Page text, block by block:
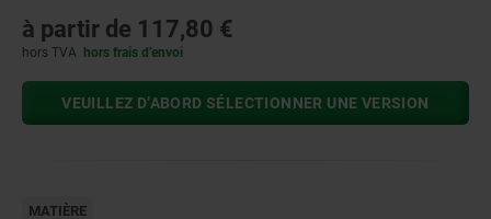
à partir de 117,80 €
hors TVA hors frais d’envoi
VEUILLEZ D’ABORD SÉLECTIONNER UNE VERSION
MATIÈRE